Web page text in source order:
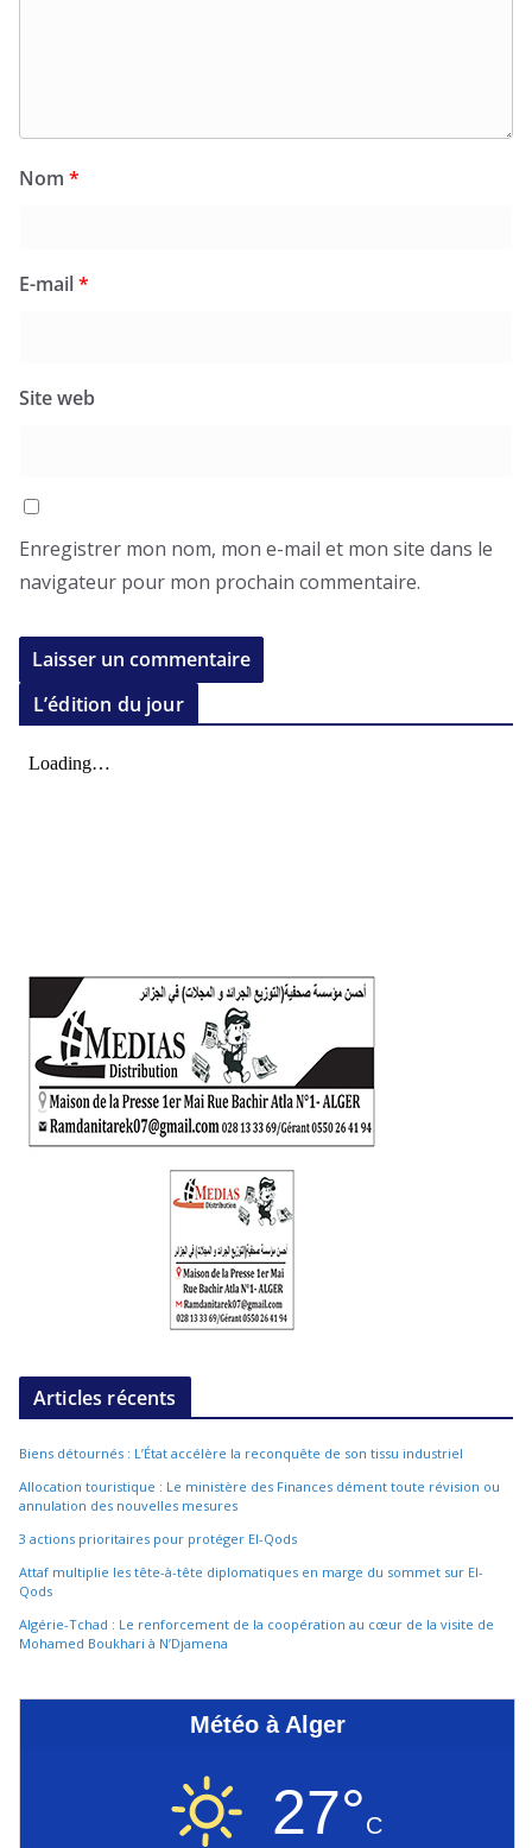
Nom *
E-mail*
Site web
Enregistrer mon nom, mon e-mail et mon site dans le
navigateur pour mon prochain commentaire.
L’édition du jour
Articles récents
Biens détournés : L’État accélère la reconquête de son tissu industriel
Allocation touristique : Le ministère des Finances dément toute révision ou
annulation des nouvelles mesures
3 actions prioritaires pour protéger El-Qods
Attaf multiplie les tête-à-tête diplomatiques en marge du sommet sur El-
Qods
Algérie-Tchad : Le renforcement de la coopération au cœur de la visite de
Mohamed Boukhari à N’Djamena
Météo à Alger
27°C